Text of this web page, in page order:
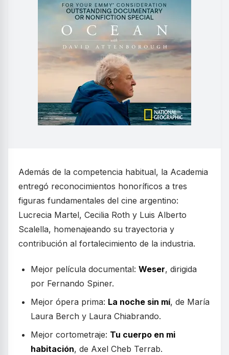
Además de la competencia habitual, la Academia
entregó reconocimientos honoríficos a tres
figuras fundamentales del cine argentino:
Lucrecia Martel, Cecilia Roth y Luis Alberto
Scalella, homenajeando su trayectoria y
contribución al fortalecimiento de la industria.
Mejor película documental: Weser, dirigida
por Fernando Spiner.
Mejor ópera prima: La noche sin mí, de María
Laura Berch y Laura Chiabrando.
Mejor cortometraje: Tu cuerpo en mi
habitación, de Axel Cheb Terrab.